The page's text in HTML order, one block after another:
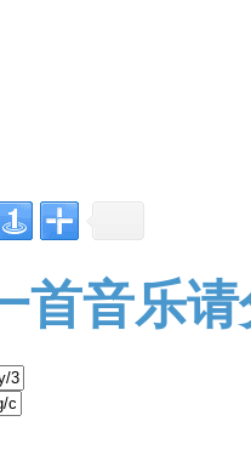
首音乐